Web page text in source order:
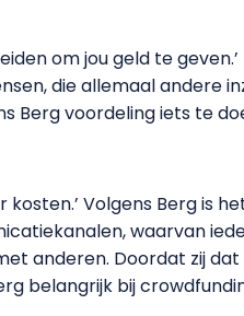
om jou geld te
die allemaal andere
Berg voordeling iets te
kosten.’ Volgens Berg is
waarvan
anderen. Doordat zij
belangrijk bij